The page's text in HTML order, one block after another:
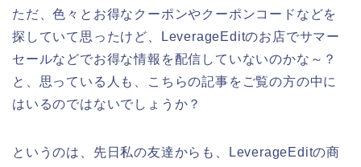
ただ、色々とお得なクーポンやクーポンコードなどを
探していて思ったけど、LeverageEditのお店でサマー
セールなどでお得な情報を配信していないのかな～？
と、思っている人も、こちらの記事をご覧の方の中に
はいるのではないでしょうか？
というのは、先日私の友達からも、LeverageEditの商